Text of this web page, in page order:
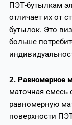
ПЭТ-бутылкам
отличает их от
бутылок. Это
больше
2. Равномерное
маточная смесь
равномерную
поверхности